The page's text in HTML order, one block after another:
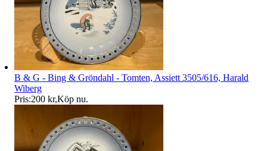
B & G - Bing & Gröndahl - Tomten, Assiett 3505/616, Harald
Wiberg
Pris:200 kr,Köp nu.